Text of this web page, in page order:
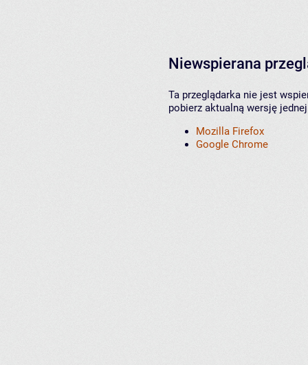
Niewspierana
Ta przeglądarka nie jest
pobierz aktualną wersję
Mozilla Firefox
Google Chrome